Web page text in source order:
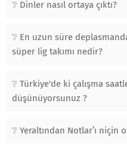
Dinler nasıl ortaya çıktı?
En uzun süre
süper lig takımı nedir?
Türkiye'de ki çalışma
düşünüyorsunuz ?
Yeraltından Notlar’ı niçin